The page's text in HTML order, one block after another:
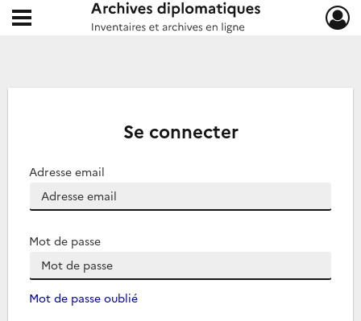
Archives diplomatiques
Ouvrir le menu déroulant
Se connecter
Adresse email
Mot de passe
Mot de passe oublié